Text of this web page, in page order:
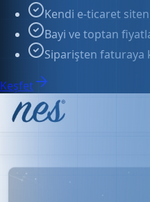
Bayi ve toptan
Siparişten faturaya